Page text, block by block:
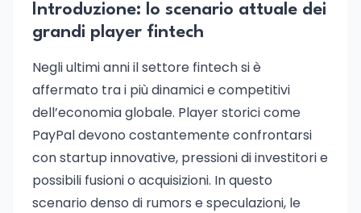
Introduzione: lo scenario attuale dei
grandi player fintech
Negli ultimi anni il settore fintech si è
affermato tra i più dinamici e competitivi
dell’economia globale. Player storici come
PayPal devono costantemente confrontarsi
con startup innovative, pressioni di investitori e
possibili fusioni o acquisizioni. In questo
scenario denso di rumors e speculazioni, le